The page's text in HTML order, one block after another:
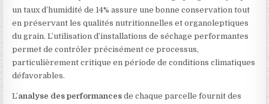
un taux d’humidité de 14% assure une bonne conservation tout
en préservant les qualités nutritionnelles et organoleptiques
du grain. L’utilisation d’installations de séchage performantes
permet de contrôler précisément ce processus,
particulièrement critique en période de conditions climatiques
défavorables.
L’analyse des performances de chaque parcelle fournit des